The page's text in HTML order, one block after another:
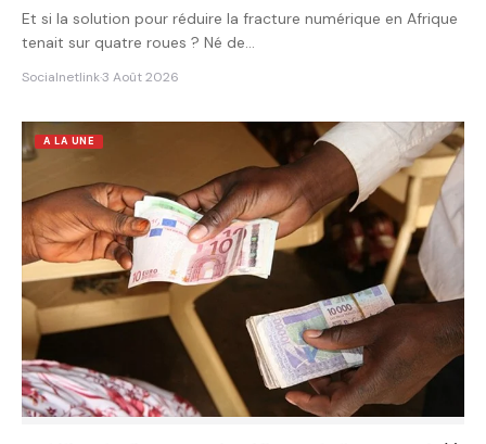
Et si la solution pour réduire la fracture numérique en Afrique
tenait sur quatre roues ? Né de…
Socialnetlink·3 Août 2026
A LA UNE